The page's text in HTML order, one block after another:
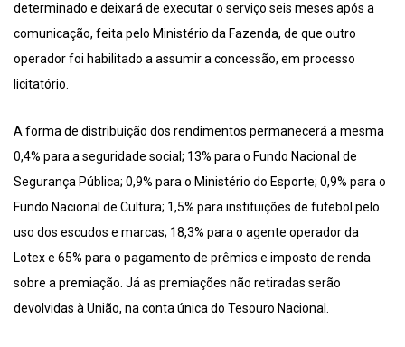
determinado e deixará de executar o serviço seis meses após a
comunicação, feita pelo Ministério da Fazenda, de que outro
operador foi habilitado a assumir a concessão, em processo
licitatório.
A forma de distribuição dos rendimentos permanecerá a mesma
0,4% para a seguridade social; 13% para o Fundo Nacional de
Segurança Pública; 0,9% para o Ministério do Esporte; 0,9% para o
Fundo Nacional de Cultura; 1,5% para instituições de futebol pelo
uso dos escudos e marcas; 18,3% para o agente operador da
Lotex e 65% para o pagamento de prêmios e imposto de renda
sobre a premiação. Já as premiações não retiradas serão
devolvidas à União, na conta única do Tesouro Nacional.